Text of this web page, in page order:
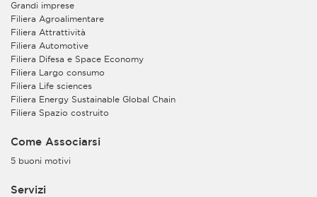
Grandi imprese
Filiera Agroalimentare
Filiera Attrattività
Filiera Automotive
Filiera Difesa e Space Economy
Filiera Largo consumo
Filiera Life sciences
Filiera Energy Sustainable Global Chain
Filiera Spazio costruito
Come Associarsi
5 buoni motivi
Servizi